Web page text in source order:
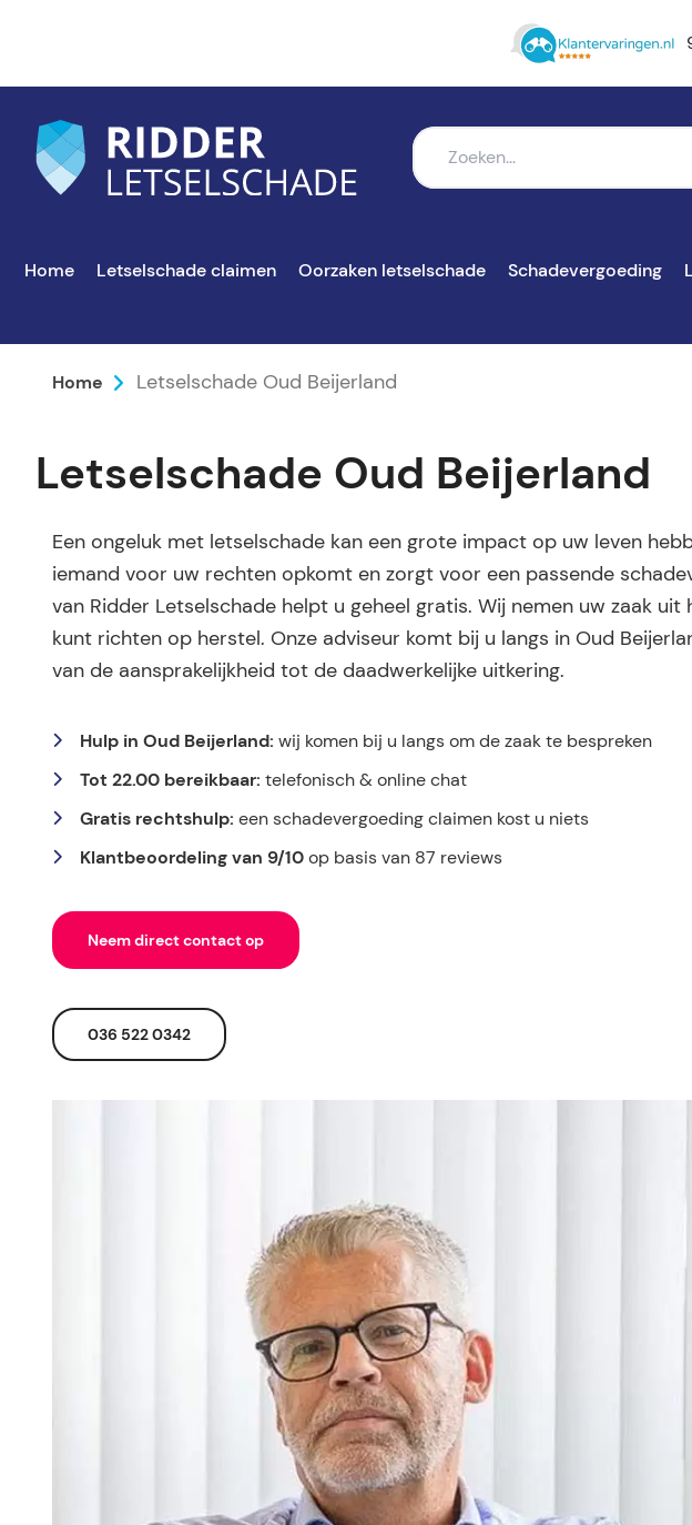
Home Letselschade claimen Oorzaken letselschade Schadevergoeding
Home Letselschade Oud Beijerland
Letselschade Oud Beijerland
Een ongeluk met letselschade kan een grote impact op uw leven
iemand voor uw rechten opkomt en zorgt voor een passende
van Ridder Letselschade helpt u geheel gratis. Wij nemen uw zaak uit
kunt richten op herstel. Onze adviseur komt bij u langs in Oud
van de aansprakelijkheid tot de daadwerkelijke uitkering.
Hulp in Oud Beijerland: wij komen bij u langs om de zaak te bespreken
Tot 22.00 bereikbaar: telefonisch & online chat
Gratis rechtshulp: een schadevergoeding claimen kost u niets
Klantbeoordeling van 9/10op basis van 87 reviews
Neem direct contact op
036 522 0342